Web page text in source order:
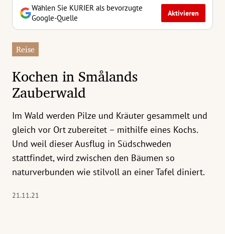
Untermenü
Untermenü
Untermenü
Untermenü
Untermenü
Wählen Sie KURIER als bevorzugte
Google-Quelle
Aktivieren
Reise
Kochen in Smålands
Zauberwald
Im Wald werden Pilze und Kräuter gesammelt und
gleich vor Ort zubereitet – mithilfe eines Kochs.
Und weil dieser Ausflug in Südschweden
stattfindet, wird zwischen den Bäumen so
naturverbunden wie stilvoll an einer Tafel diniert.
21.11.21